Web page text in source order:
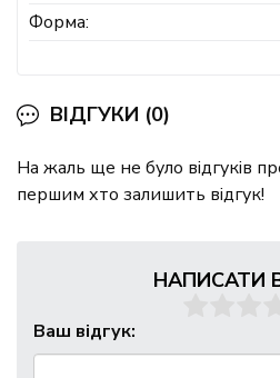
Форма:
ВІДГУКИ (0)
На жаль ще не було відгуків
першим хто залишить відгук!
НАПИСАТИ
Ваш відгук: